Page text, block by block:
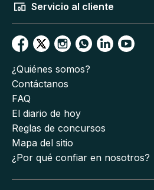
Servicio al cliente
¿Quiénes somos?
Contáctanos
FAQ
El diario de hoy
Reglas de concursos
Mapa del sitio
¿Por qué confiar en nosotros?